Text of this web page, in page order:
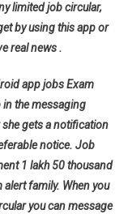
limited job circular,
by using this app or
real news .
app jobs Exam
in the messaging
gets a notification
notice. Job
1 lakh 50 thousand
family. When you
you can message